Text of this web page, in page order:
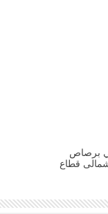
برصاص
شمالى قطاع